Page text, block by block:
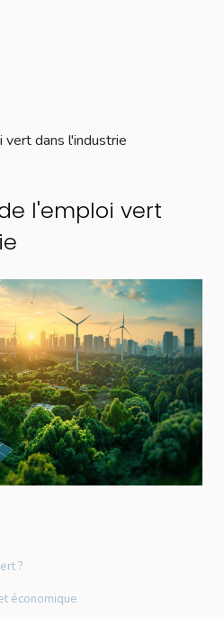
dans l'industrie
l'emploi vert
?
économique